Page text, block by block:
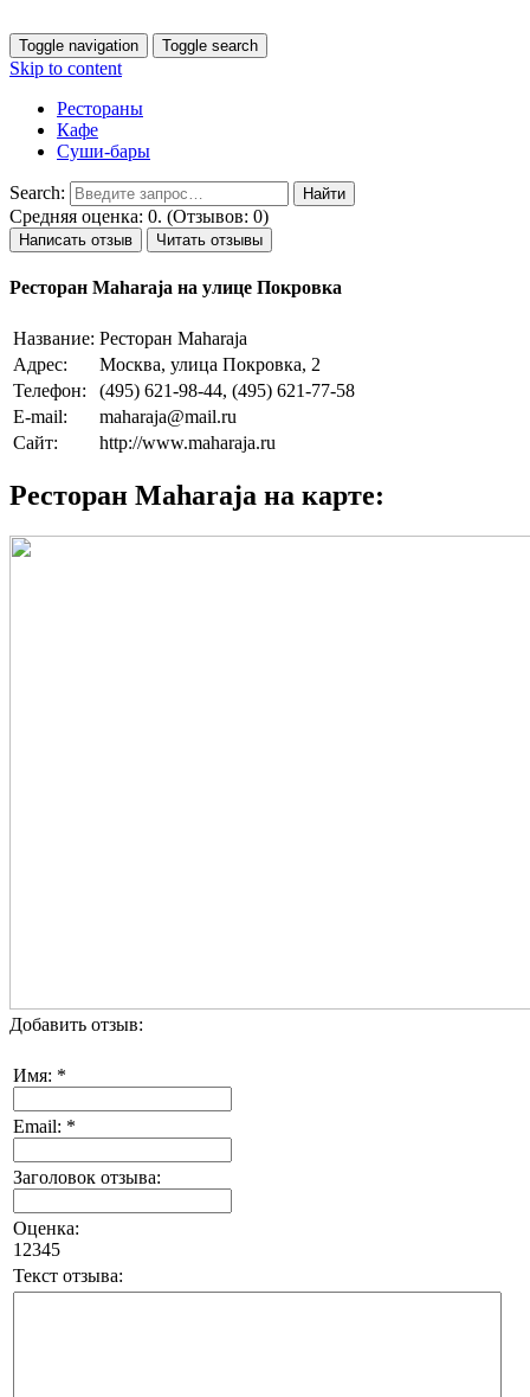
Toggle navigation Toggle search
Skip to content
Рестораны
Кафе
Суши-бары
Search:
Средняя оценка: 0. (Отзывов: 0)
Написать отзыв Читать отзывы
Ресторан Maharaja на улице Покровка
Название: Ресторан Maharaja
Адрес:
Москва, улица Покровка, 2
Телефон:
(495) 621-98-44, (495) 621-77-58
E-mail:
maharaja@mail.ru
Сайт:
http://www.maharaja.ru
Ресторан Maharaja на карте:
Добавить отзыв:
Имя: *
Email: *
Заголовок отзыва:
Оценка:
1 2345
Текст отзыва: